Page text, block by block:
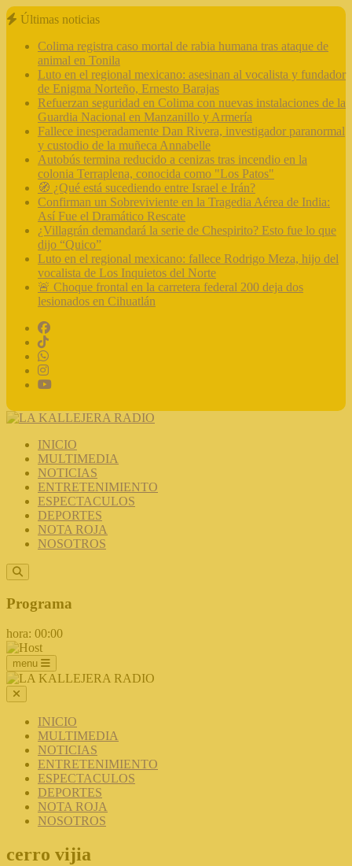
Últimas noticias
Colima registra caso mortal de rabia humana tras ataque de
animal en Tonila
Luto en el regional mexicano: asesinan al vocalista y fundador
de Enigma Norteño, Ernesto Barajas
Refuerzan seguridad en Colima con nuevas instalaciones de la
Guardia Nacional en Manzanillo y Armería
Fallece inesperadamente Dan Rivera, investigador paranormal
y custodio de la muñeca Annabelle
Autobús termina reducido a cenizas tras incendio en la
colonia Terraplena, conocida como "Los Patos"
🧭 ¿Qué está sucediendo entre Israel e Irán?
Confirman un Sobreviviente en la Tragedia Aérea de India:
Así Fue el Dramático Rescate
¿Villagrán demandará la serie de Chespirito? Esto fue lo que
dijo “Quico”
Luto en el regional mexicano: fallece Rodrigo Meza, hijo del
vocalista de Los Inquietos del Norte
🚨 Choque frontal en la carretera federal 200 deja dos
lesionados en Cihuatlán
INICIO
MULTIMEDIA
NOTICIAS
ENTRETENIMIENTO
ESPECTACULOS
DEPORTES
NOTA ROJA
NOSOTROS
Programa
hora: 00:00
menu
INICIO
MULTIMEDIA
NOTICIAS
ENTRETENIMIENTO
ESPECTACULOS
DEPORTES
NOTA ROJA
NOSOTROS
cerro vijia